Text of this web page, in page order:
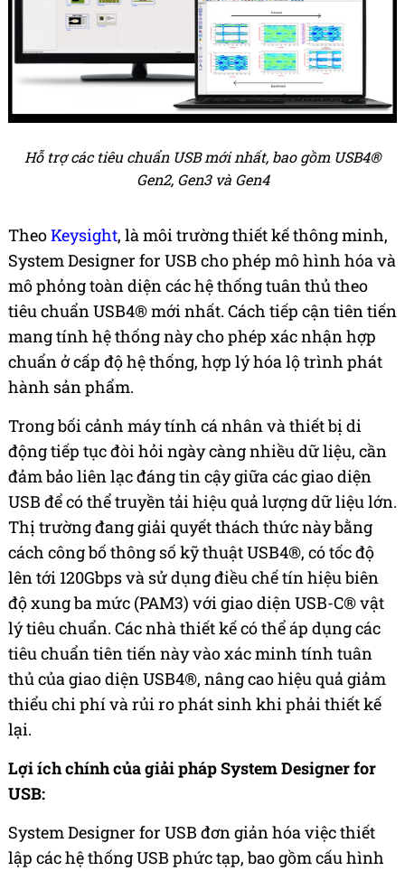
Hỗ trợ các tiêu chuẩn USB mới nhất, bao gồm USB4®
Gen2, Gen3 và Gen4
TheoKeysight, là môi trường thiết kế thông minh,
System Designer for USB cho phép mô hình hóa và
mô phỏng toàn diện các hệ thống tuân thủ theo
tiêu chuẩn USB4® mới nhất. Cách tiếp cận tiên tiến
mang tính hệ thống này cho phép xác nhận hợp
chuẩn ở cấp độ hệ thống, hợp lý hóa lộ trình phát
hành sản phẩm.
Trong bối cảnh máy tính cá nhân và thiết bị di
động tiếp tục đòi hỏi ngày càng nhiều dữ liệu, cần
đảm bảo liên lạc đáng tin cậy giữa các giao diện
USB để có thể truyền tải hiệu quả lượng dữ liệu lớn.
Thị trường đang giải quyết thách thức này bằng
cách công bố thông số kỹ thuật USB4®, có tốc độ
lên tới 120Gbps và sử dụng điều chế tín hiệu biên
độ xung ba mức (PAM3) với giao diện USB-C® vật
lý tiêu chuẩn. Các nhà thiết kế có thể áp dụng các
tiêu chuẩn tiên tiến này vào xác minh tính tuân
thủ của giao diện USB4®, nâng cao hiệu quả giảm
thiểu chi phí và rủi ro phát sinh khi phải thiết kế
lại.
Lợi ích chính của giải pháp System Designer for
USB:
System Designer for USB đơn giản hóa việc thiết
lập các hệ thống USB phức tạp, bao gồm cấu hình